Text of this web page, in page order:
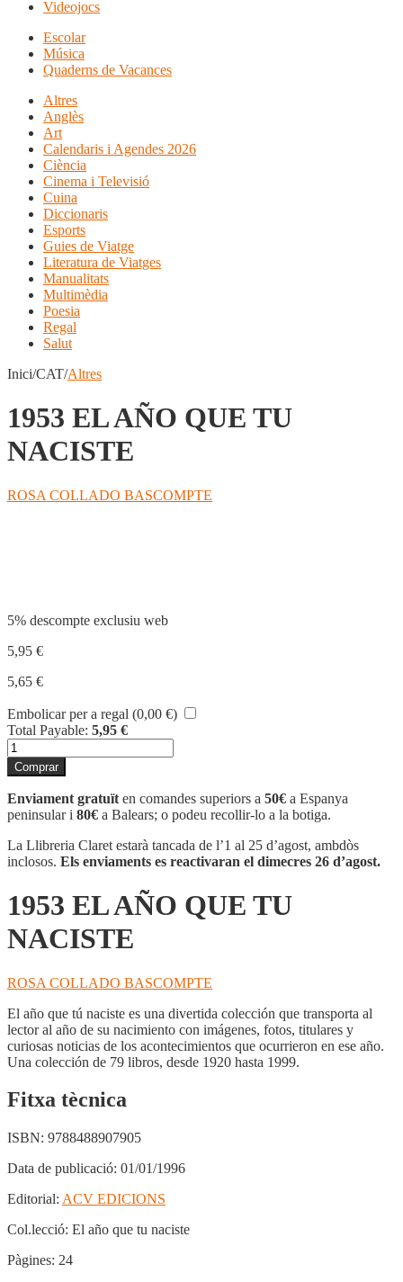
Videojocs
Escolar
Música
Quaderns de Vacances
Altres
Anglès
Art
Calendaris i Agendes 2026
Ciència
Cinema i Televisió
Cuina
Diccionaris
Esports
Guies de Viatge
Literatura de Viatges
Manualitats
Multimèdia
Poesia
Regal
Salut
Inici/CAT/Altres
1953 EL AÑO QUE TU
NACISTE
ROSA COLLADO BASCOMPTE
5% descompte exclusiu web
5,95 €
5,65 €
Embolicar per a regal (0,00 €)
Total Payable: 5,95 €
quantitat
de
1953
EL
AÑO
QUE
TU
NACISTE
Comprar
Enviament gratuït en comandes superiors a 50€ a Espanya
peninsular i 80€ a Balears; o podeu recollir-lo a la botiga.
La Llibreria Claret estarà tancada de l’1 al 25 d’agost, ambdòs
inclosos. Els enviaments es reactivaran el dimecres 26 d’agost.
1953 EL AÑO QUE TU
NACISTE
ROSA COLLADO BASCOMPTE
El año que tú naciste es una divertida colección que transporta al
lector al año de su nacimiento con imágenes, fotos, titulares y
curiosas noticias de los acontecimientos que ocurrieron en ese año.
Una colección de 79 libros, desde 1920 hasta 1999.
Fitxa tècnica
ISBN: 9788488907905
Data de publicació: 01/01/1996
Editorial: ACV EDICIONS
Col.lecció: El año que tu naciste
Pàgines: 24